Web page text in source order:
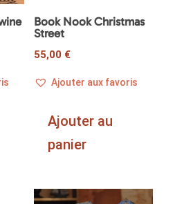
Book Nook Christmas
Street
55,00 €
Ajouter aux favoris
Ajouter au
panier